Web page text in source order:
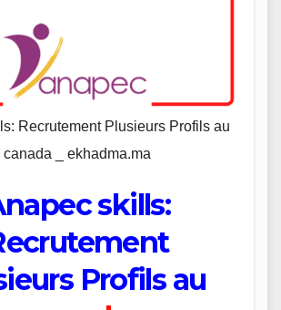
Recrutement Plusieurs Profils au
canada _ ekhadma.ma
skills:
Profils au